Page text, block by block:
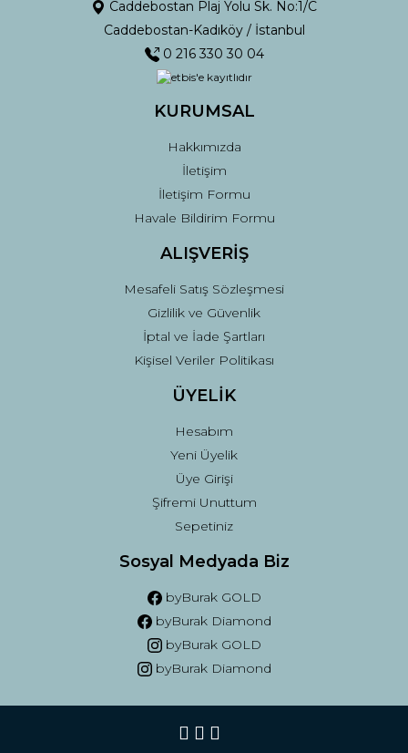
Caddebostan Plaj Yolu Sk. No:1/C
Caddebostan-Kadıköy / İstanbul
0 216 330 30 04
KURUMSAL
Hakkımızda
İletişim
İletişim Formu
Havale Bildirim Formu
ALIŞVERİŞ
Mesafeli Satış Sözleşmesi
Gizlilik ve Güvenlik
İptal ve İade Şartları
Kişisel Veriler Politikası
ÜYELİK
Hesabım
Yeni Üyelik
Üye Girişi
Şifremi Unuttum
Sepetiniz
Sosyal Medyada Biz
byBurak GOLD
byBurak Diamond
byBurak GOLD
byBurak Diamond